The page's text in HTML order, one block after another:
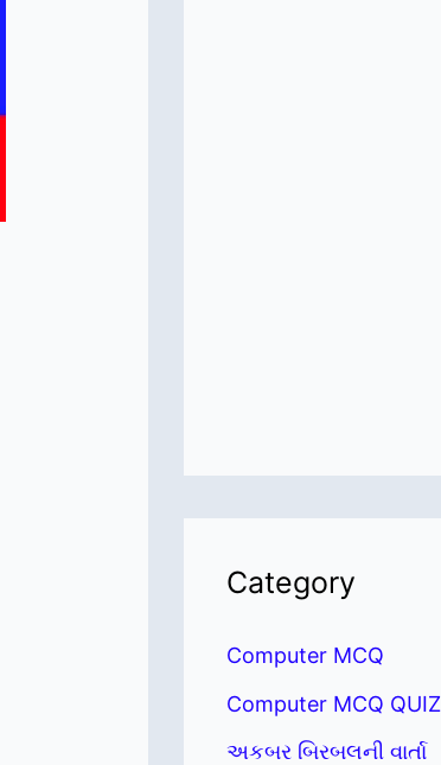
Category
Computer MCQ
Computer MCQ QUIZ
અકબર બિરબલની વાર્તા